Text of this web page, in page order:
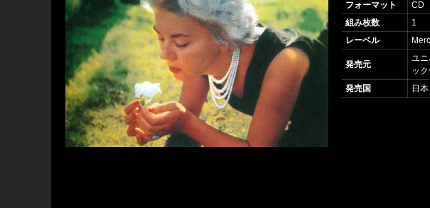
フォーマット
CD
組み枚数
1
レーベル
発売元
ユ
ッ
発売国
日本